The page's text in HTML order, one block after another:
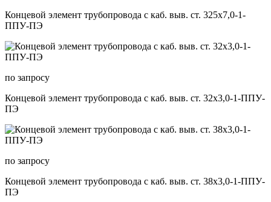
Концевой элемент трубопровода с каб. выв. ст. 325х7,0-1-
ППУ-ПЭ
по запросу
Концевой элемент трубопровода с каб. выв. ст. 32х3,0-1-ППУ-
ПЭ
по запросу
Концевой элемент трубопровода с каб. выв. ст. 38х3,0-1-ППУ-
ПЭ